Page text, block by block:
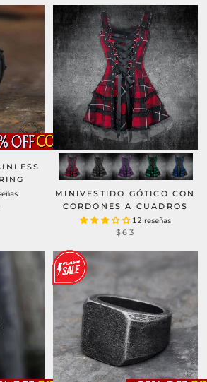
MINIVESTIDO GÓTICO CON
CORDONES A CUADROS
12 reseñas
$63